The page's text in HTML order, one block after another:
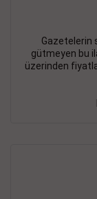
Gazetelerin
gütmeyen bu
üzerinden
İŞYERİ